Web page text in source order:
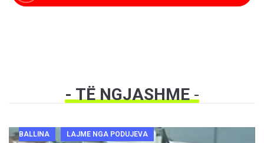
- TË NGJASHME-
BALLINA LAJME NGA PODUJEVA